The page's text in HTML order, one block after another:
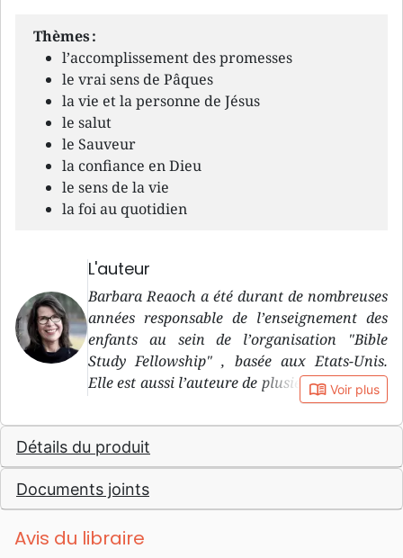
Thèmes :
l’accomplissement des promesses
le vrai sens de Pâques
la vie et la personne de Jésus
le salut
le Sauveur
la confiance en Dieu
le sens de la vie
la foi au quotidien
L'auteur
Barbara Reaoch a été durant de nombreuses
années responsable de l’enseignement des
enfants au sein de l’organisation "Bible
Study Fellowship" , basée aux Etats-Unis.
Elle est aussi l’auteure de plusieurs ouvrages
pour enfants, dont celui-ci est le premier
traduit en français.
book_open Voir plus
Détails du produit
Documents joints
Avis du libraire